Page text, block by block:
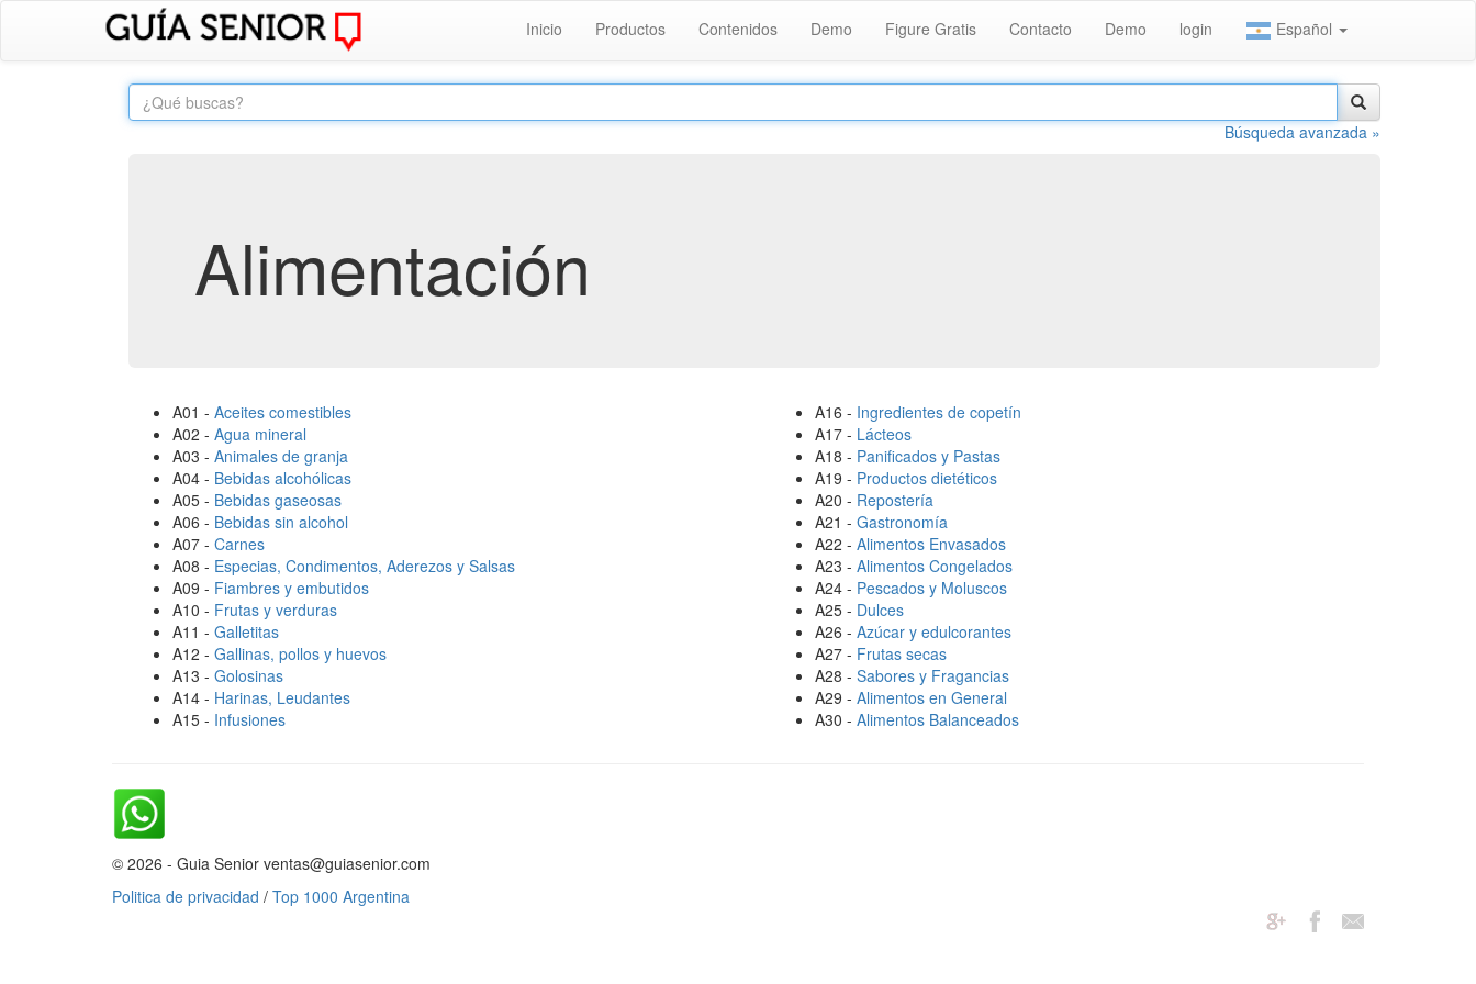
Inicio Productos Contenidos Demo Figure Gratis Contacto Demo login Español
Búsqueda avanzada »
Alimentación
A01 - Aceites comestibles
A02 - Agua mineral
A03 - Animales de granja
A04 - Bebidas alcohólicas
A05 - Bebidas gaseosas
A06 - Bebidas sin alcohol
A07 - Carnes
A08 - Especias, Condimentos, Aderezos y Salsas
A09 - Fiambres y embutidos
A10 - Frutas y verduras
A11 - Galletitas
A12 - Gallinas, pollos y huevos
A13 - Golosinas
A14 - Harinas, Leudantes
A15 - Infusiones
A16 - Ingredientes de copetín
A17 - Lácteos
A18 - Panificados y Pastas
A19 - Productos dietéticos
A20 - Repostería
A21 - Gastronomía
A22 - Alimentos Envasados
A23 - Alimentos Congelados
A24 - Pescados y Moluscos
A25 - Dulces
A26 - Azúcar y edulcorantes
A27 - Frutas secas
A28 - Sabores y Fragancias
A29 - Alimentos en General
A30 - Alimentos Balanceados
© 2026 - Guia Senior ventas@guiasenior.com
Politica de privacidad / Top 1000 Argentina